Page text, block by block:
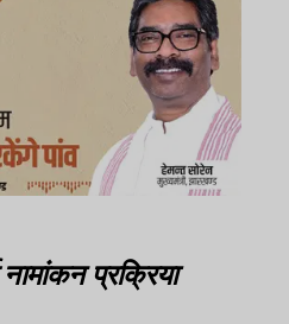
प्रक्रिया